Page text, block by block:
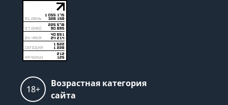
18+
Возрастная категория
сайта